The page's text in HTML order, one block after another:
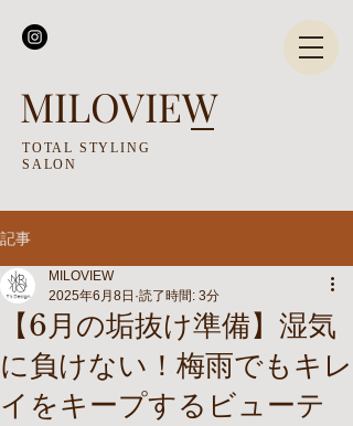
MILOVIEW
TOTAL STYLING
SALON
記事
【6月の垢抜け準備】湿気
に負けない！梅雨でもキレ
イをキープするビューテ
MILOVIEW
2025年6月8日 読了時間: 3分